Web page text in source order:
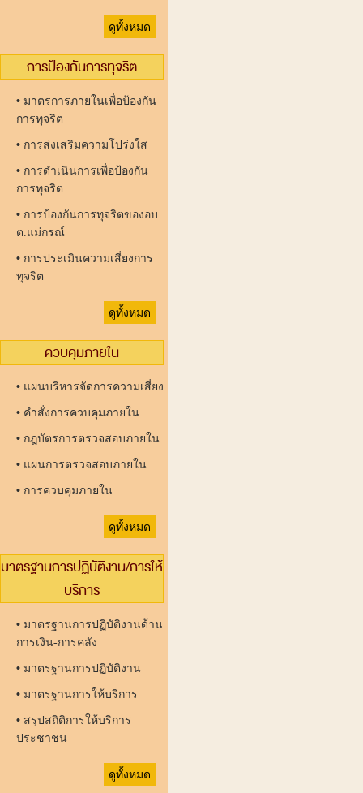
ดูทั้งหมด
การป้องกันการทุจริต
• มาตรการภายในเพื่อป้องกัน
การทุจริต
• การส่งเสริมความโปร่งใส
• การดำเนินการเพื่อป้องกัน
การทุจริต
• การป้องกันการทุจริตของอบ
ต.แม่กรณ์
• การประเมินความเสี่ยงการ
ทุจริต
ดูทั้งหมด
ควบคุมภายใน
• แผนบริหารจัดการความเสี่ยง
• คำสั่งการควบคุมภายใน
• กฎบัตรการตรวจสอบภายใน
• แผนการตรวจสอบภายใน
• การควบคุมภายใน
ดูทั้งหมด
มาตรฐานการปฏิบัติงาน/การให้
บริการ
• มาตรฐานการปฏิบัติงานด้าน
การเงิน-การคลัง
• มาตรฐานการปฏิบัติงาน
• มาตรฐานการให้บริการ
• สรุปสถิติการให้บริการ
ประชาชน
ดูทั้งหมด